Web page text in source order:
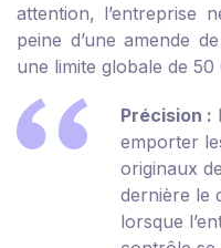
attention, l’entreprise
peine d’une amende
une limite globale de
Précision :
emporter
originaux
dernière le
lorsque